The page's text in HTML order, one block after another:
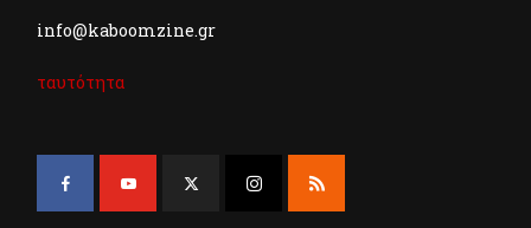
info@kaboomzine.gr
ταυτότητα